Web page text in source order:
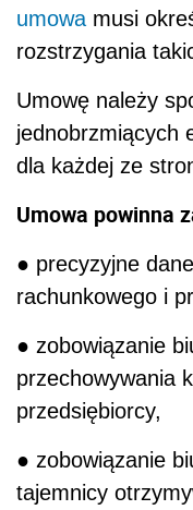
umowa musi
rozstrzygania
Umowę należy
jednobrzmiących
dla każdej ze
Umowa powinna
● precyzyjne
rachunkowego i
● zobowiązanie
przechowywania
przedsiębiorcy,
● zobowiązanie
tajemnicy